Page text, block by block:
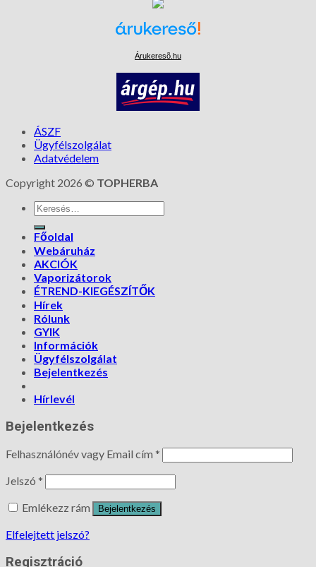
Árukeresõ.hu
ÁSZF
Ügyfélszolgálat
Adatvédelem
Copyright 2026 © TOPHERBA
Főoldal
Webáruház
AKCIÓK
Vaporizátorok
ÉTREND-KIEGÉSZÍTŐK
Hírek
Rólunk
GYIK
Információk
Ügyfélszolgálat
Bejelentkezés
Hírlevél
Bejelentkezés
Felhasználónév vagy Email cím *
Jelszó *
Emlékezz rám
Bejelentkezés
Elfelejtett jelszó?
Regisztráció